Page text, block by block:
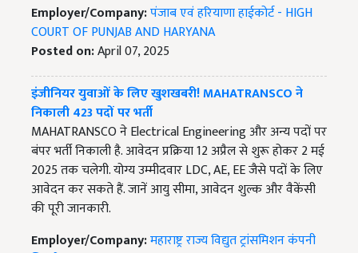
Employer/Company:पंजाब एवं हरियाणा हाईकोर्ट - HIGH
COURT OF PUNJAB AND HARYANA
Posted on:April 07, 2025
इंजीनियर युवाओं के लिए खुशखबरी! MAHATRANSCO ने
निकाली 423 पदों पर भर्ती
MAHATRANSCO ने Electrical Engineering और अन्य पदों पर
बंपर भर्ती निकाली है. आवेदन प्रक्रिया 12 अप्रैल से शुरू होकर 2 मई
2025 तक चलेगी. योग्य उम्मीदवार LDC, AE, EE जैसे पदों के लिए
आवेदन कर सकते हैं. जानें आयु सीमा, आवेदन शुल्क और वैकेंसी
की पूरी जानकारी.
Employer/Company:महाराष्ट्र राज्य विद्युत ट्रांसमिशन कंपनी